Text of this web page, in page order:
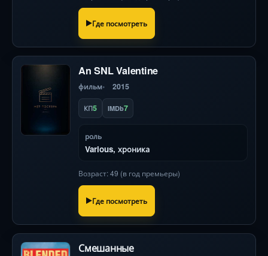
Где посмотреть
An SNL Valentine
фильм 2015
КП5 IMDb7
роль
Various, хроника
Возраст: 49 (в год премьеры)
Где посмотреть
Смешанные